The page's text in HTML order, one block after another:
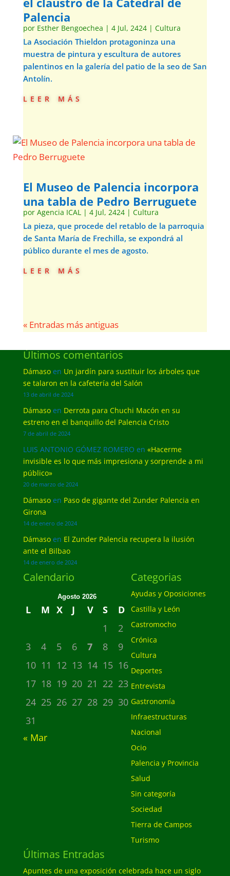
Palencia
por Esther Bengoechea | 4 Jul, 2424| Cultura
La Asociación Thieldon protagoninza una
muestra de pintura y escultura de autores
palentinos en la galería del patio de la seo de San
Antolín.
leer más
El Museo de Palencia incorpora
una tabla de Pedro Berruguete
por Agencia ICAL| 4 Jul, 2424| Cultura
La pieza, que procede del retablo de la parroquia
de Santa María de Frechilla, se expondrá al
público durante el mes de agosto.
leer más
« Entradas más antiguas
Últimos comentarios
Dámasoen Un jardín para sustituir los árboles que
se talaron en la cafetería del Salón
13 de abril de 2024
Dámasoen Derrota para Chuchi Macón en su
estreno en el banquillo del Palencia Cristo
7 de abril de 2024
LUIS ANTONIO GÓMEZ ROMERO en «Hacerme
invisible es lo que más impresiona y sorprende a mi
público»
20 de marzo de 2024
Dámasoen Paso de gigante del Zunder Palencia en
Girona
14 de enero de 2024
Dámasoen El Zunder Palencia recupera la ilusión
ante el Bilbao
14 de enero de 2024
Calendario
Agosto 2026
L M X J V S
D
1
2
3
4 5 6 7 8
9
10 11 12 13 14 15 16
17 18 19 20 21 22 23
24 25 26 27 28 29 30
31
« Mar
Categorias
Ayudas y Oposiciones
Castilla y León
Castromocho
Crónica
Cultura
Deportes
Entrevista
Gastronomía
Infraestructuras
Nacional
Ocio
Palencia y Provincia
Salud
Sin categoría
Sociedad
Tierra de Campos
Turismo
Últimas Entradas
Apuntes de una exposición celebrada hace un siglo